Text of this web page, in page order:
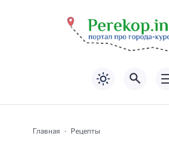
Главная Рецепты